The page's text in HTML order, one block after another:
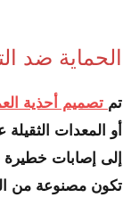
الحماية ضد
تم تصميم أحذية
أو المعدات
إلى إصابات خطيرة
تكون مصنوعة من